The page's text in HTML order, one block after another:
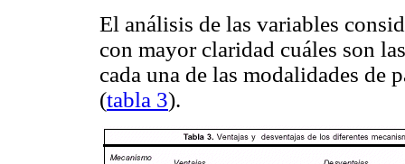
El análisis de las variables
con mayor claridad cuáles son
cada una de las modalidades de
(tabla 3).